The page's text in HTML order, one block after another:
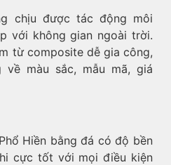
chịu được tác động môi
với không gian ngoài trời.
từ composite dễ gia công,
về màu sắc, mẫu mã, giá
Hiền bằng đá có độ bền
cực tốt với mọi điều kiện